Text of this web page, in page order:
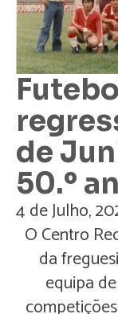
de
50.º
4 de Julho,
O Centro
da
equipa